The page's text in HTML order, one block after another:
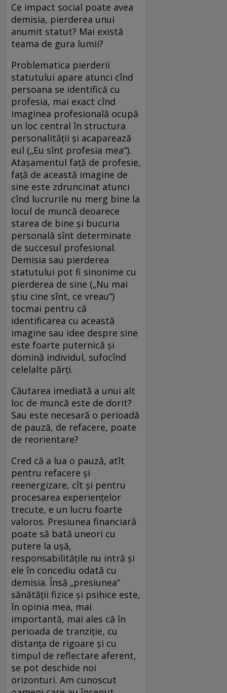
Ce impact social poate avea
demisia, pierderea unui
anumit statut? Mai există
teama de gura lumii?
Problematica pierderii
statutului apare atunci cînd
persoana se identifică cu
profesia, mai exact cînd
imaginea profesională ocupă
un loc central în structura
personalității și acaparează
eul („Eu sînt profesia mea“).
Atașamentul față de profesie,
față de această imagine de
sine este zdruncinat atunci
cînd lucrurile nu merg bine la
locul de muncă deoarece
starea de bine și bucuria
personală sînt determinate
de succesul profesional.
Demisia sau pierderea
statutului pot fi sinonime cu
pierderea de sine („Nu mai
știu cine sînt, ce vreau“)
tocmai pentru că
identificarea cu această
imagine sau idee despre sine
este foarte puternică și
domină individul, sufocînd
celelalte părți.
Căutarea imediată a unui alt
loc de muncă este de dorit?
Sau este necesară o perioadă
de pauză, de refacere, poate
de reorientare?
Cred că a lua o pauză, atît
pentru refacere și
reenergizare, cît și pentru
procesarea experiențelor
trecute, e un lucru foarte
valoros. Presiunea financiară
poate să bată uneori cu
putere la ușă,
responsabilitățile nu intră și
ele în concediu odată cu
demisia. Însă „presiunea“
sănătății fizice și psihice este,
în opinia mea, mai
importantă, mai ales că în
perioada de tranziție, cu
distanța de rigoare și cu
timpul de reflectare aferent,
se pot deschide noi
orizonturi. Am cunoscut